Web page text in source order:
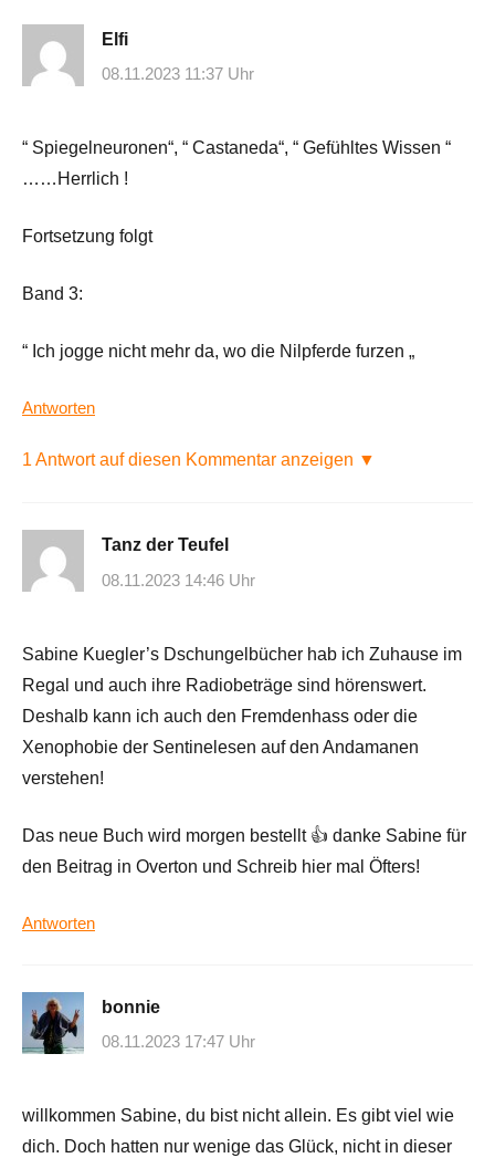
Elfi
08.11.2023 11:37 Uhr
“ Spiegelneuronen“, “ Castaneda“, “ Gefühltes Wissen “
……Herrlich !
Fortsetzung folgt
Band 3:
“ Ich jogge nicht mehr da, wo die Nilpferde furzen „
Antworten
1 Antwort auf diesen Kommentar anzeigen ▼
Tanz der Teufel
08.11.2023 14:46 Uhr
Sabine Kuegler’s Dschungelbücher hab ich Zuhause im
Regal und auch ihre Radiobeträge sind hörenswert.
Deshalb kann ich auch den Fremdenhass oder die
Xenophobie der Sentinelesen auf den Andamanen
verstehen!
Das neue Buch wird morgen bestellt 👍 danke Sabine für
den Beitrag in Overton und Schreib hier mal Öfters!
Antworten
bonnie
08.11.2023 17:47 Uhr
willkommen Sabine, du bist nicht allein. Es gibt viel wie
dich. Doch hatten nur wenige das Glück, nicht in dieser